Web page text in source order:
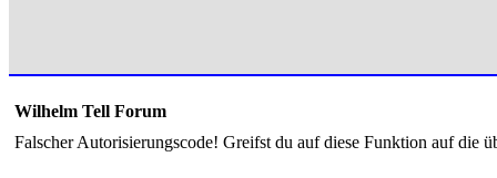
Wilhelm Tell Forum
Falscher Autorisierungscode! Greifst du auf diese Funktion auf die